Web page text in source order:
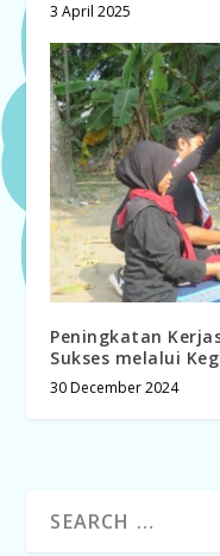
3 April 2025
Peningkatan
Sukses melalui
30 December 2024